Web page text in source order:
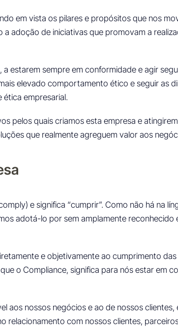
em vista os pilares e propósitos que nos
adoção de iniciativas que promovam a
a estarem sempre em conformidade e agir
elevado comportamento ético e seguir as
ética empresarial.
pelos quais criamos esta empresa e
que realmente agreguem valor aos
e significa “cumprir”. Como não há na
adotá-lo por sem amplamente
e objetivamente ao cumprimento
o Compliance, significa para nós estar em
aos nossos negócios e ao de nossos
relacionamento com nossos clientes,